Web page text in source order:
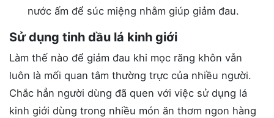
nước ấm để súc miệng nhằm giúp giảm đau.
Sử dụng tinh dầu lá kinh giới
Làm thế nào để giảm đau khi mọc răng khôn vẫn
luôn là mối quan tâm thường trực của nhiều người.
Chắc hẳn người dùng đã quen với việc sử dụng lá
kinh giới dùng trong nhiều món ăn thơm ngon hàng